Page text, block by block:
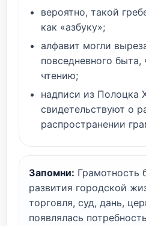
вероятно, такой
как «азбуку»;
алфавит могли
повседневного быта,
чтению;
надписи из Полоцка
свидетельствуют о
распространении
Запомни: Грамотность
развития городской
торговля, суд, дань,
появлялась